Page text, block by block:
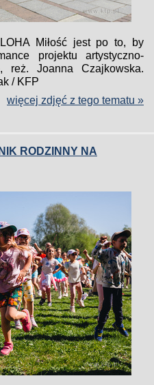
Miłość jest po to, by
projektu artystyczno-
reż. Joanna Czajkowska.
/ KFP
więcej zdjęć z tego tematu »
RODZINNY NA